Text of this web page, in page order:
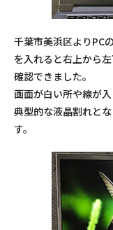
千葉市美浜区よりPC
を入れると右上から
確認できました。
画面が白い所や線が
典型的な液晶割れと
す。